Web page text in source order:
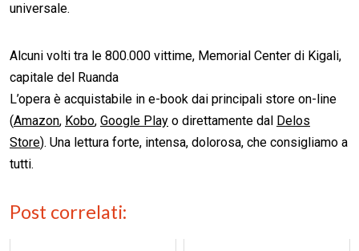
universale.
Alcuni volti tra le 800.000 vittime, Memorial Center di Kigali,
capitale del Ruanda
L’opera è acquistabile in e-book dai principali store on-line
(Amazon, Kobo, Google Play o direttamente dal Delos
Store). Una lettura forte, intensa, dolorosa, che consigliamo a
tutti.
Post correlati: